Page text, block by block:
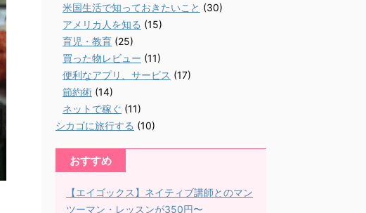
米国生活で知っておきたいこと (30)
アメリカ人を知る (15)
育児・教育 (25)
買った物レビュー (11)
便利なアプリ、サービス (17)
節約術 (14)
ネットで稼ぐ (11)
シカゴに旅行する (10)
おすすめ
【エイゴックス】ネイティブ講師とのマン
ツーマン・レッスンが350円〜